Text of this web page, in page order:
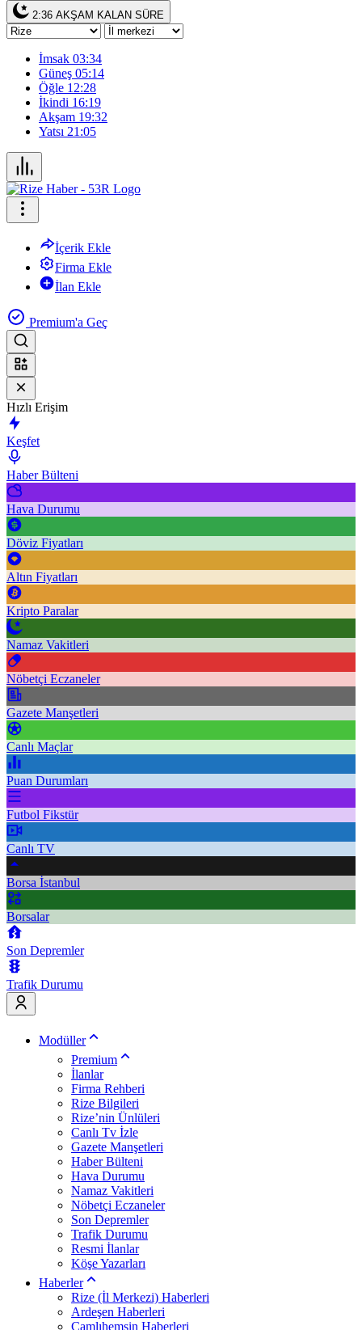
2:36 AKŞAM KALAN SÜRE
İmsak 03:34
Güneş 05:14
Öğle 12:28
İkindi 16:19
Akşam 19:32
Yatsı 21:05
İçerik Ekle
Firma Ekle
İlan Ekle
Premium'a Geç
Hızlı Erişim
Keşfet
Haber Bülteni
Hava Durumu
Döviz Fiyatları
Altın Fiyatları
Kripto Paralar
Namaz Vakitleri
Nöbetçi Eczaneler
Gazete Manşetleri
Canlı Maçlar
Puan Durumları
Futbol Fikstür
Canlı TV
Borsa İstanbul
Borsalar
Son Depremler
Trafik Durumu
Modüller
Premium
İlanlar
Firma Rehberi
Rize Bilgileri
Rize’nin Ünlüleri
Canlı Tv İzle
Gazete Manşetleri
Haber Bülteni
Hava Durumu
Namaz Vakitleri
Nöbetçi Eczaneler
Son Depremler
Trafik Durumu
Resmi İlanlar
Köşe Yazarları
Haberler
Rize (İl Merkezi) Haberleri
Ardeşen Haberleri
Çamlıhemşin Haberleri